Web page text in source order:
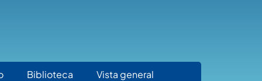
Biblioteca Vista general